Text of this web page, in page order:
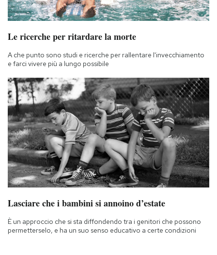
Le ricerche per ritardare la morte
A che punto sono studi e ricerche per rallentare l'invecchiamento
e farci vivere più a lungo possibile
Lasciare che i bambini si annoino d’estate
È un approccio che si sta diffondendo tra i genitori che possono
permetterselo, e ha un suo senso educativo a certe condizioni